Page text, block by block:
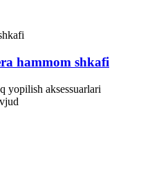
hammom shkafi
yopilish aksessuarlari